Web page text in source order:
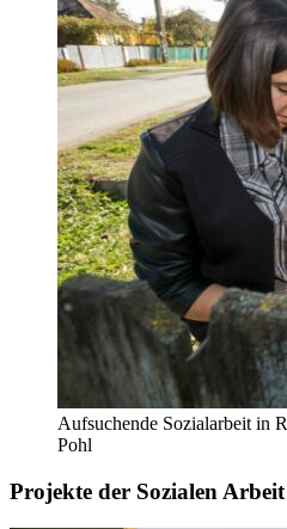
Aufsuchende Sozialarbeit in
Pohl
Projekte der Sozialen